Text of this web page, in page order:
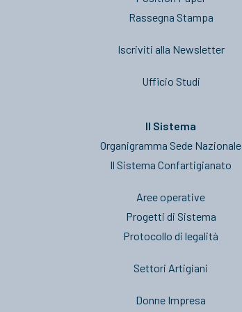
Rassegna Stampa
Iscriviti alla Newsletter
Ufficio Studi
Il Sistema
Organigramma Sede Nazionale
Il Sistema Confartigianato
Aree operative
Progetti di Sistema
Protocollo di legalità
Settori Artigiani
Donne Impresa